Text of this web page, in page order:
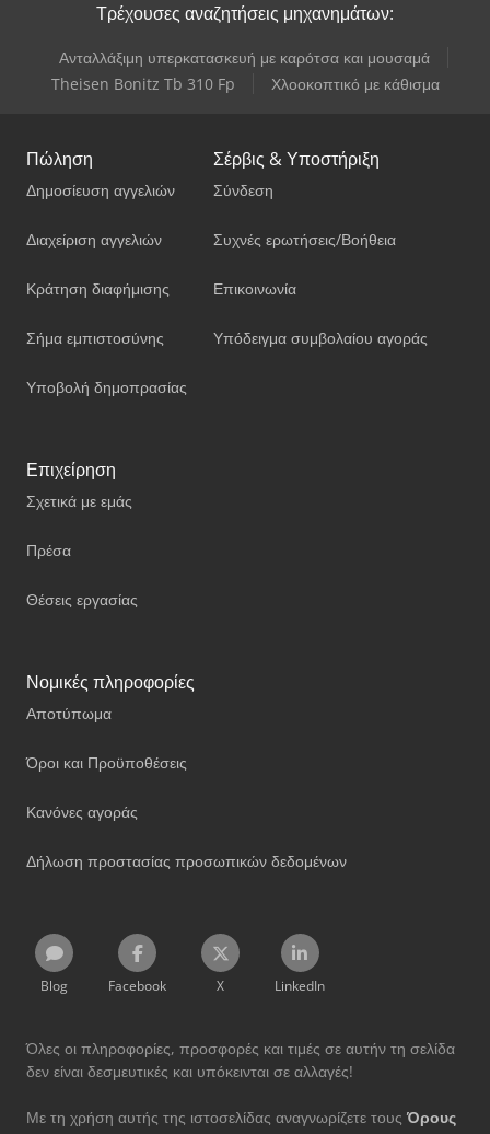
Τρέχουσες αναζητήσεις μηχανημάτων:
Ανταλλάξιμη υπερκατασκευή με καρότσα και μουσαμά
Theisen Bonitz Tb 310 Fp
Χλοοκοπτικό με κάθισμα
Πώληση
Δημοσίευση αγγελιών
Διαχείριση αγγελιών
Κράτηση διαφήμισης
Σήμα εμπιστοσύνης
Υποβολή δημοπρασίας
Σέρβις & Υποστήριξη
Σύνδεση
Συχνές ερωτήσεις/Βοήθεια
Επικοινωνία
Υπόδειγμα συμβολαίου αγοράς
Επιχείρηση
Σχετικά με εμάς
Πρέσα
Θέσεις εργασίας
Νομικές πληροφορίες
Αποτύπωμα
Όροι και Προϋποθέσεις
Κανόνες αγοράς
Δήλωση προστασίας προσωπικών δεδομένων
Blog Facebook X LinkedIn
Όλες οι πληροφορίες, προσφορές και τιμές σε αυτήν τη σελίδα
δεν είναι δεσμευτικές και υπόκεινται σε αλλαγές!
Με τη χρήση αυτής της ιστοσελίδας αναγνωρίζετε τους Όρους